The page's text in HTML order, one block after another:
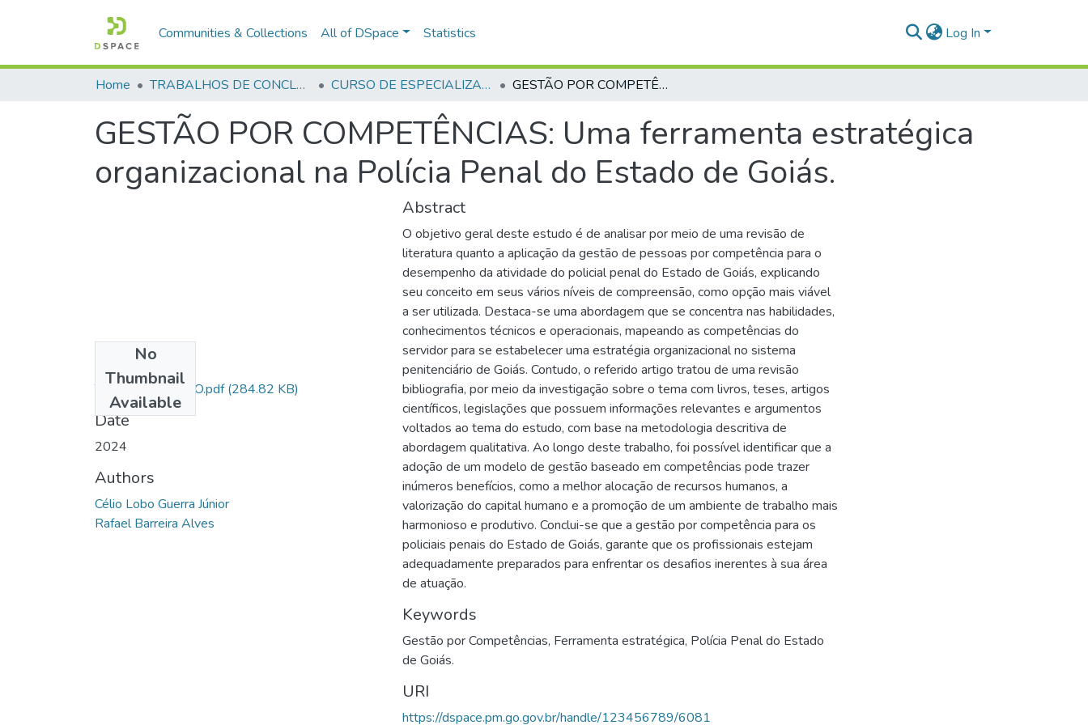
Communities & Collections All of DSpace Statistics Log In
Home TRABALHOS DE CONCLUSÃO DE CURSO - CEGESP (CURSO DE ESPECIALIZAÇÃO EM GERENCIAMENTO EM SEGURANÇA PÚBLICA) CURSO DE ESPECIALIZAÇÃO EM GERENCIAMENTO EM SEGURANÇA PÚBLICA - CEGESP - 2024 GESTÃO POR COMPETÊNCIAS: Uma ferramenta estratégica organizacional na Polícia Penal do Estado de Goiás.
GESTÃO POR COMPETÊNCIAS: Uma ferramenta estratégica
organizacional na Polícia Penal do Estado de Goiás.
No
Thumbnail
Available
TCC - CÉLIO LOBO.pdf(284.82 KB)
Date
2024
Authors
Célio Lobo Guerra Júnior
Rafael Barreira Alves
Abstract
O objetivo geral deste estudo é de analisar por meio de uma revisão de
literatura quanto a aplicação da gestão de pessoas por competência para o
desempenho da atividade do policial penal do Estado de Goiás, explicando
seu conceito em seus vários níveis de compreensão, como opção mais viável
a ser utilizada. Destaca-se uma abordagem que se concentra nas habilidades,
conhecimentos técnicos e operacionais, mapeando as competências do
servidor para se estabelecer uma estratégia organizacional no sistema
penitenciário de Goiás. Contudo, o referido artigo tratou de uma revisão
bibliografia, por meio da investigação sobre o tema com livros, teses, artigos
científicos, legislações que possuem informações relevantes e argumentos
voltados ao tema do estudo, com base na metodologia descritiva de
abordagem qualitativa. Ao longo deste trabalho, foi possível identificar que a
adoção de um modelo de gestão baseado em competências pode trazer
inúmeros benefícios, como a melhor alocação de recursos humanos, a
valorização do capital humano e a promoção de um ambiente de trabalho mais
harmonioso e produtivo. Conclui-se que a gestão por competência para os
policiais penais do Estado de Goiás, garante que os profissionais estejam
adequadamente preparados para enfrentar os desafios inerentes à sua área
de atuação.
Keywords
Gestão por Competências, Ferramenta estratégica, Polícia Penal do Estado
de Goiás.
URI
https://dspace.pm.go.gov.br/handle/123456789/6081